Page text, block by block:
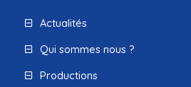
Actualités
Qui sommes nous ?
Productions